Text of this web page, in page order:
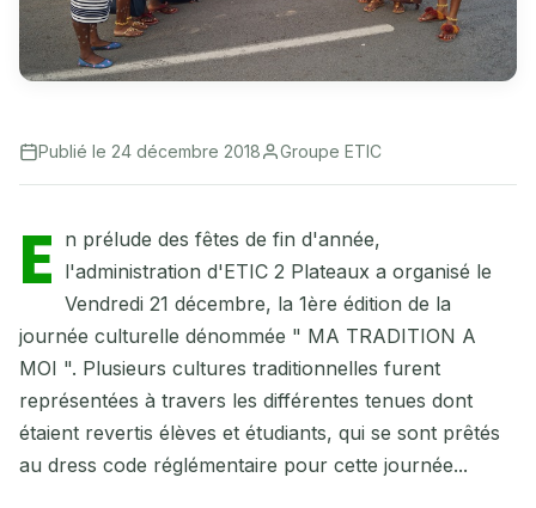
Publié le 24 décembre 2018 Groupe ETIC
E n prélude des fêtes de fin d'année,
l'administration d'ETIC 2 Plateaux a organisé le
Vendredi 21 décembre, la 1ère édition de la
journée culturelle dénommée " MA TRADITION A
MOI ". Plusieurs cultures traditionnelles furent
représentées à travers les différentes tenues dont
étaient revertis élèves et étudiants, qui se sont prêtés
au dress code réglémentaire pour cette journée...